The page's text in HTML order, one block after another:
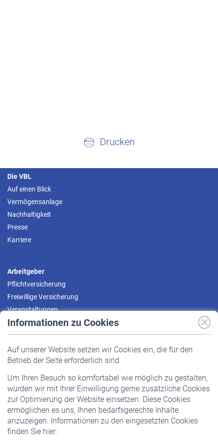
Informationen zu Cookies
Auf unserer Website setzen wir Cookies ein, die für den
Betrieb der Seite erforderlich sind.
Um Ihren Besuch so komfortabel wie möglich zu gestalten,
würden wir mit Ihrer Einwilligung gerne zusätzliche Cookies
zur Optimierung der Website einsetzen. Diese Cookies
ermöglichen es uns, Ihnen bedarfsgerechte Inhalte
anzuzeigen. Informationen zu den eingesetzten Cookies
finden Sie hier:
Drucken
Die VBL
Auf einen Blick
Vermögensanlage
Nachhaltigkeit
Presse
Karriere
Arbeitgeber
Pflichtversicherung
Freiwillige Versicherung
Veranstaltungen
Pflichtversicherung
Staatliche Förderung
Veranstaltungen
Rentner
Rentenbeginn